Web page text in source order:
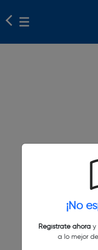
¡No
Regístrate ahoray
a lo mejor